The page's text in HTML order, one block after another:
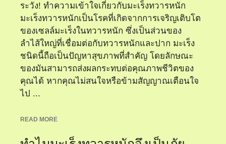
ระวัง! ทำความเข้าใจเกี่ยวกับมะเร็งทวารหนัก
มะเร็งทวารหนักเป็นโรคที่เกิดจากการเจริญเติบโต
ของเซลล์มะเร็งในทวารหนัก ซึ่งเป็นส่วนของ
ลำไส้ใหญ่ที่เชื่อมต่อกับทวารหนักและปาก มะเร็ง
ชนิดนี้ถือเป็นปัญหาสุขภาพที่สำคัญ โดยลักษณะ
ของมันสามารถส่งผลกระทบต่อคุณภาพชีวิตของ
คุณได้ หากคุณไม่สนใจหรือข้ามสัญญาณเตือนใจ
ไป ...
READ MORE